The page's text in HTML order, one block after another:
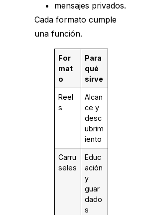
mensajes privados.
Cada formato cumple
una función.
For
mat
o
Para
qué
sirve
Reel
s
Alcan
ce y
desc
ubrim
iento
Carru
seles
Educ
ación
y
guar
dado
s